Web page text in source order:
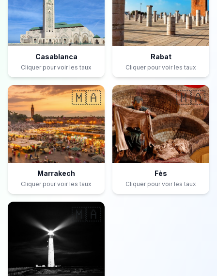
Casablanca
Cliquer pour voir les taux
Rabat
Cliquer pour voir les taux
🇲🇦
Marrakech
Cliquer pour voir les taux
🇲🇦
Fès
Cliquer pour voir les taux
🇲🇦